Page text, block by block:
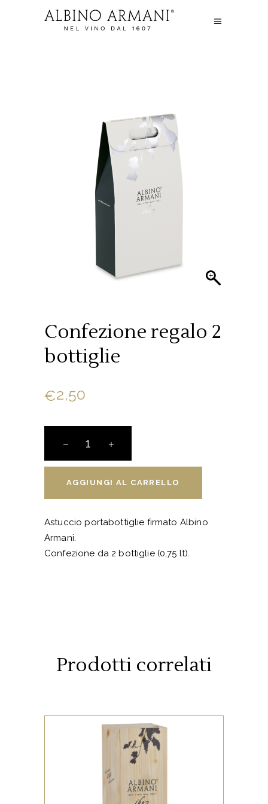
Confezione regalo 2
bottiglie
€2,50
regalo
2
bottiglieAGGIUNGI AL CARRELLO
Astuccio portabottiglie firmato Albino
Armani.
Confezione da 2 bottiglie (0,75 lt).
Prodotti correlati
Confezione in legno firmata
Albino Armani.